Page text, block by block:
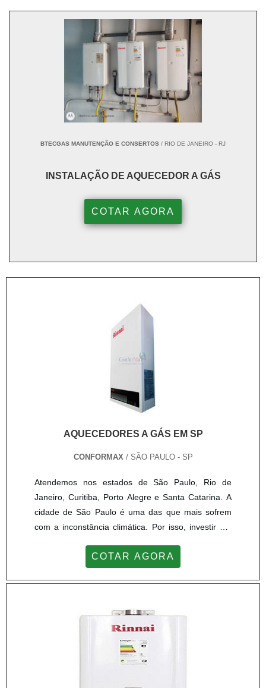
BTECGAS MANUTENÇÃO E CONSERTOS / RIO DE JANEIRO - RJ
INSTALAÇÃO DE AQUECEDOR A GÁS
COTAR AGORA
AQUECEDORES A GÁS EM SP
CONFORMAX / SÃO PAULO - SP
Atendemos nos estados de São Paulo, Rio de
Janeiro, Curitiba, Porto Alegre e Santa Catarina. A
cidade de São Paulo é uma das que mais sofrem
com a inconstância climática. Por isso, investir em
no que diz respeito ao aquecimento de água, é uma
aquecedores a gás em SP, os usuários geralmente
desempenho e compa...
COTAR AGORA